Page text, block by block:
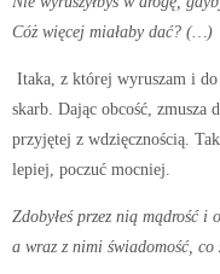
Cóż więcej miałaby dać? (…)
Itaka, z której wyruszam i
skarb. Dając obcość, zmusza
przyjętej z wdzięcznością.
lepiej, poczuć mocniej.
Zdobyłeś przez nią mądrość i
a wraz z nimi świadomość, co